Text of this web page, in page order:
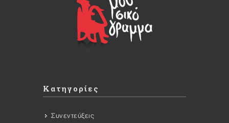
Κατηγορίες
Συνεντεύξεις